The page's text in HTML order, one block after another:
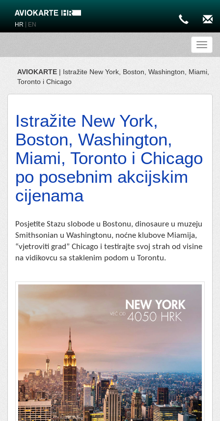
HR EN
AVIOKARTE | Istražite New York, Boston, Washington, Miami,
Toronto i Chicago
Istražite New York,
Boston, Washington,
Miami, Toronto i Chicago
po posebnim akcijskim
cijenama
Posjetite Stazu slobode u Bostonu, dinosaure u muzeju
Smithsonian u Washingtonu, noćne klubove Miamija,
“vjetroviti grad” Chicago i testirajte svoj strah od visine
na vidikovcu sa staklenim podom u Torontu.